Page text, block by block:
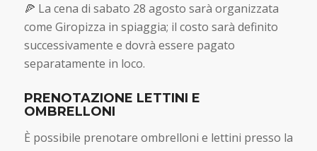
🍕 La cena di sabato 28 agosto sarà organizzata
come Giropizza in spiaggia; il costo sarà definito
successivamente e dovrà essere pagato
separatamente in loco.
PRENOTAZIONE LETTINI E
OMBRELLONI
È possibile prenotare ombrelloni e lettini presso la